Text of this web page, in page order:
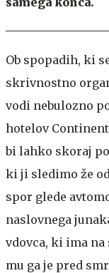
Ob spopadih, ki
skrivnostno
vodi nebulozno
hotelov
bi lahko skoraj
ki ji sledimo že
spor glede
naslovnega
vdovca, ki ima
mu ga je pred